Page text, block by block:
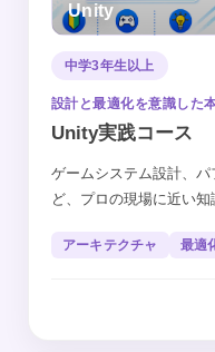
Unity
中学3年生以上
設計と最適化を意識した
Unity実践コース
ゲームシステム設計、
ど、プロの現場に近い知
アーキテクチャ 最適